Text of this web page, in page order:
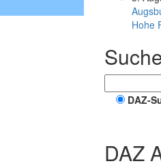
Hohe
DAZ-
DAZ